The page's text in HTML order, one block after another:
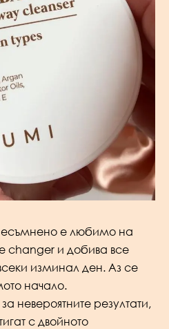
е любимо на
changer и добива все
изминал ден. Аз се
начало.
невероятните резултати,
с двойното